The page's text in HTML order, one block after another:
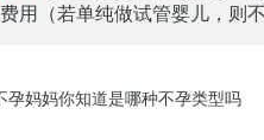
用（若单纯做试管婴儿，则
孕妈妈你知道是哪种不孕类型吗